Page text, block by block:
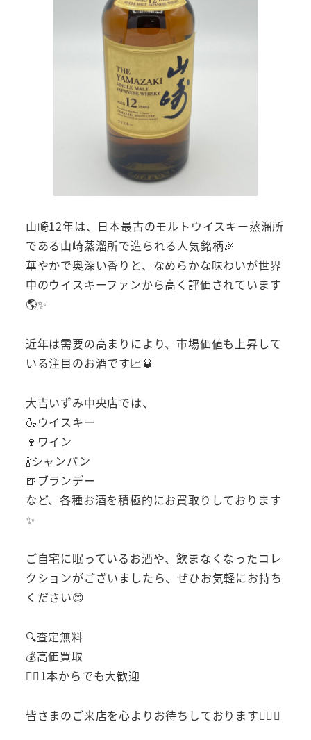
山崎12年は、日本最古のモルトウイスキー蒸溜所
である山崎蒸溜所で造られる人気銘柄🎉
華やかで奥深い香りと、なめらかな味わいが世界
中のウイスキーファンから高く評価されています
🌎✨
近年は需要の高まりにより、市場価値も上昇して
いる注目のお酒です📈🥃
大吉いずみ中央店では、
🍶ウイスキー
🍷ワイン
🍾シャンパン
🍺ブランデー
など、各種お酒を積極的にお買取りしております
✨
ご自宅に眠っているお酒や、飲まなくなったコレ
クションがございましたら、ぜひお気軽にお持ち
ください😊
🔍査定無料
💰高価買取
🚶‍♂️1本からでも大歓迎
皆さまのご来店を心よりお待ちしております🙇‍♂️✨